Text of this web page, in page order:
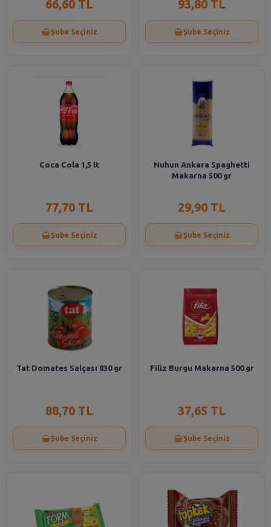
66,60 TL
Şube Seçiniz
93,80 TL
Şube Seçiniz
Coca Cola 1,5 lt
77,70 TL
Şube Seçiniz
Nuhun Ankara Spaghetti
Makarna 500 gr
29,90 TL
Şube Seçiniz
Tat Domates Salçası 830 gr
88,70 TL
Şube Seçiniz
Filiz Burgu Makarna 500 gr
37,65 TL
Şube Seçiniz